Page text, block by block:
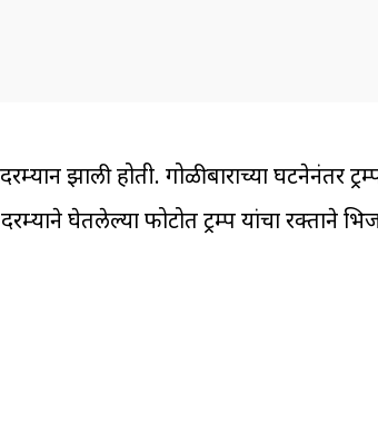
झाली होती. गोळीबाराच्या घटनेनंतर
दरम्याने घेतलेल्या फोटोत ट्रम्प यांचा रक्ताने